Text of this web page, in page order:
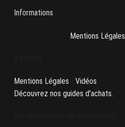
Informations
Mentions Légales
Mentions Légales Vidéos
Découvrez nos guides d'achats.